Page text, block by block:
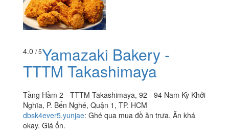
4.0 / 5Yamazaki Bakery -
TTTM Takashimaya
Tầng Hầm 2 - TTTM Takashimaya, 92 - 94 Nam Kỳ Khởi
Nghĩa, P. Bến Nghé, Quận 1, TP. HCM
dbsk4ever5.yunjae: Ghé qua mua đồ ăn trưa. Ăn khá
okay. Giá ổn.